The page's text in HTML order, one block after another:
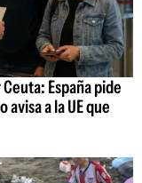
España pide
a la UE que